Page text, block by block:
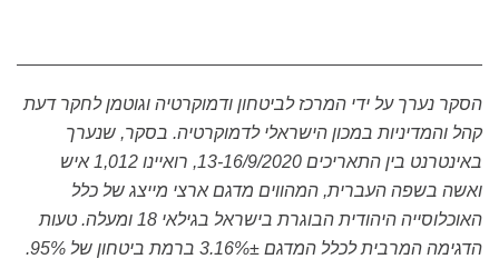
הסקר נערך על ידי המרכז לביטחון ודמוקרטיה וגוטמן לחקר דעת
קהל והמדיניות במכון הישראלי לדמוקרטיה. בסקר, שנערך
באינטרנט בין התאריכים 13-16/9/2020, רואיינו 1,012 איש
ואשה בשפה העברית, המהווים מדגם ארצי מייצג של כלל
האוכלוסייה היהודית הבוגרת בישראל בגילאי 18 ומעלה. טעות
הדגימה המרבית לכלל המדגם 3.16%± ברמת ביטחון של 95%.